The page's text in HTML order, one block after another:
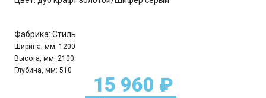
Фабрика: Стиль
Ширина, мм: 1200
Высота, мм: 2100
Глубина, мм: 510
15 960 ₽